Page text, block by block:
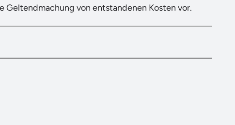
Geltendmachung von entstandenen Kosten vor.